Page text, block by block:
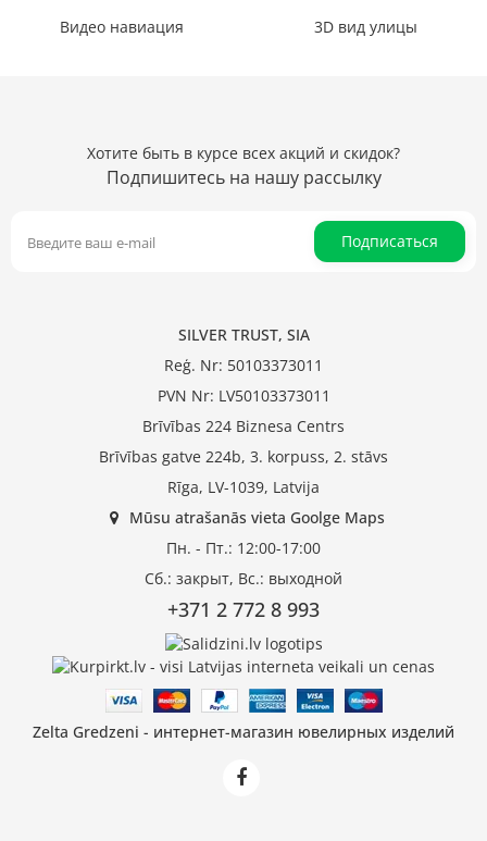
Видео навиация 3D вид улицы
Хотите быть в курсе всех акций и скидок?
Подпишитесь на нашу рассылку
Подписаться
SILVER TRUST, SIA
Reģ. Nr: 50103373011
PVN Nr: LV50103373011
Brīvības 224 Biznesa Centrs
Brīvības gatve 224b, 3. korpuss, 2. stāvs
Rīga, LV-1039, Latvija
Mūsu atrašanās vieta Goolge Maps
Пн. - Пт.: 12:00-17:00
Сб.: закрыт, Вс.: выходной
+371 2 772 8 993
Zelta Gredzeni - интернет-магазин ювелирных изделий